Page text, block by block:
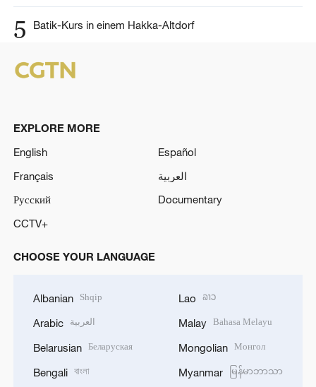
5 Batik-Kurs in einem Hakka-Altdorf
EXPLORE MORE
English
Español
Français
العربية
Русский
Documentary
CCTV+
CHOOSE YOUR LANGUAGE
Albanian Shqip
Arabic العربية
Belarusian Беларуская
Bengali বাংলা
Lao ລາວ
Malay Bahasa Melayu
Mongolian Монгол
Myanmar မြန်မာဘာသာ